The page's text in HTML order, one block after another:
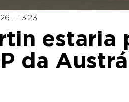
- 13:23
estaria
da